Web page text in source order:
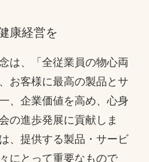
康経営を
は、「全従業員の物心両
お客様に最高の製品とサ
、企業価値を高め、心身
の進歩発展に貢献しま
、提供する製品・サービ
にとって重要なもので